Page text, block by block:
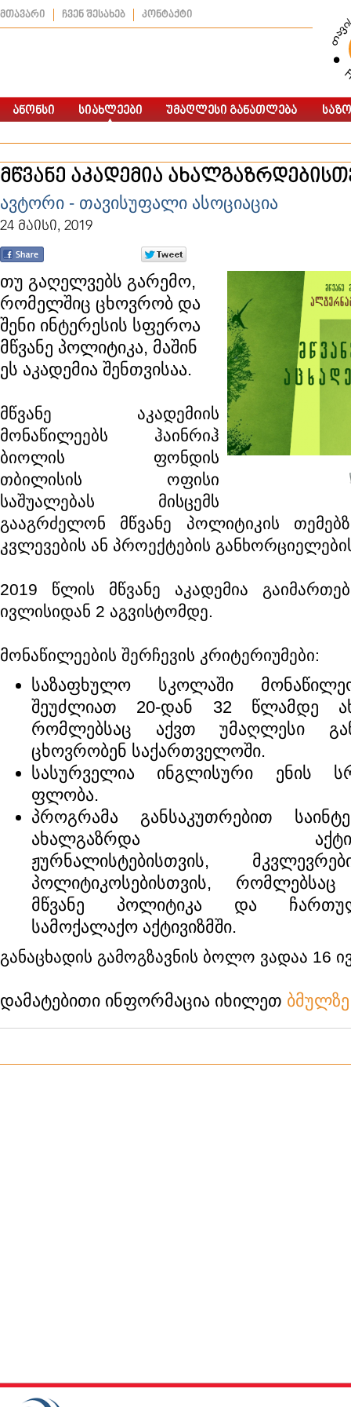
მთავარი ჩვენ შესახებ კონტაქტი
მწვანე აკადემია
ავტორი - თავისუფალი ასოციაცია
24 მაისი, 2019
თუ გაღელვებს გარემო,
რომელშიც ცხოვრობ და
შენი ინტერესის სფეროა
მწვანე პოლიტიკა, მაშინ
ეს აკადემია შენთვისაა.
მწვანე აკადემიის
მონაწილეებს ჰაინრიჰ
ბიოლის ფონდის
თბილისის ოფისი
საშუალებას მისცემს
გააგრძელონ მწვანე პოლიტიკის
კვლევების ან პროექტების
2019 წლის მწვანე აკადემია
ივლისიდან 2 აგვისტომდე.
მონაწილეების შერჩევის კრიტერიუმები:
საზაფხულო სკოლაში
შეუძლიათ 20-დან 32 წლამდე
რომლებსაც აქვთ უმაღლესი
ცხოვრობენ საქართველოში.
სასურველია ინგლისური ენის
ფლობა.
პროგრამა განსაკუთრებით
ახალგაზრდა
ჟურნალისტებისთვის,
პოლიტიკოსებისთვის, რომლებსაც
მწვანე პოლიტიკა და
სამოქალაქო აქტივიზმში.
განაცხადის გამოგზავნის ბოლო ვადაა 16
დამატებითი ინფორმაცია იხილეთ